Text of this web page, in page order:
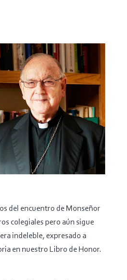
del encuentro de Monseñor
colegiales pero aún sigue
indeleble, expresado a
en nuestro Libro de Honor.